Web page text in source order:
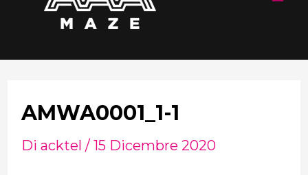
AMWA0001_1-1
Di acktel / 15 Dicembre 2020